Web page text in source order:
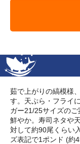
茹で上がりの縞模様
す。天ぷら・フライ
ガー21/25サイズの
鮮やか。寿司ネタや
対して約90尾くらい
ズ表記で1ポンド (約